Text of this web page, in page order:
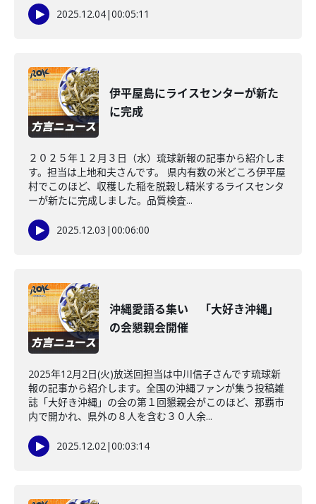
2025.12.04|00:05:11
伊平屋島にライスセンターが新た
に完成
２０２５年１２月３日（水）琉球新報の記事から紹介しま
す。担当は上地和夫さんです。 県内有数の米どころ伊平屋
村でこのほど、収穫した稲を脱穀し精米するライスセンタ
ーが新たに完成しました。品質検査...
2025.12.03 |00:06:00
沖縄愛語る集い 「大好き沖縄」
の会懇親会開催
2025年12月2日(火)放送回担当は中川信子さんです琉球新
報の記事から紹介します。全国の沖縄ファンが集う投稿雑
誌「大好き沖縄」の会の第１回懇親会がこのほど、那覇市
内で開かれ、県外の８人を含む３０人余...
2025.12.02|00:03:14